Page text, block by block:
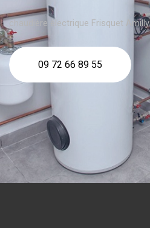
chaudière électrique Frisquet Amilly
09 72 66 89 55